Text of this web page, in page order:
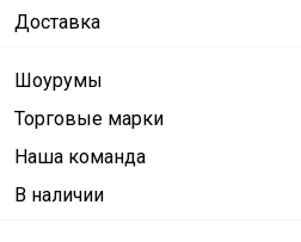
Доставка
Шоурумы
Торговые марки
Наша команда
В наличии